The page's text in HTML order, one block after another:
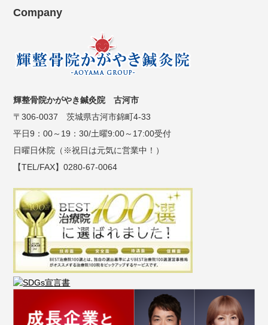
Company
輝整骨院かがやき鍼灸院 古河市
〒306-0037 茨城県古河市錦町4-33
平日9：00～19：30/土曜9:00～17:00受付
日曜日休院（※祝日は元気に営業中！）
【TEL/FAX】0280-67-0064